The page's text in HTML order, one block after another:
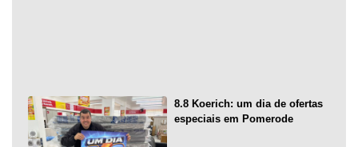
8.8 Koerich: um dia de ofertas
especiais em Pomerode